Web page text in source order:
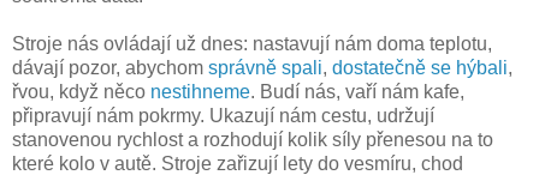
Stroje nás ovládají už dnes: nastavují nám doma teplotu,
dávají pozor, abychom správně spali, dostatečně se hýbali,
řvou, když něco nestihneme. Budí nás, vaří nám kafe,
připravují nám pokrmy. Ukazují nám cestu, udržují
stanovenou rychlost a rozhodují kolik síly přenesou na to
které kolo v autě. Stroje zařizují lety do vesmíru, chod